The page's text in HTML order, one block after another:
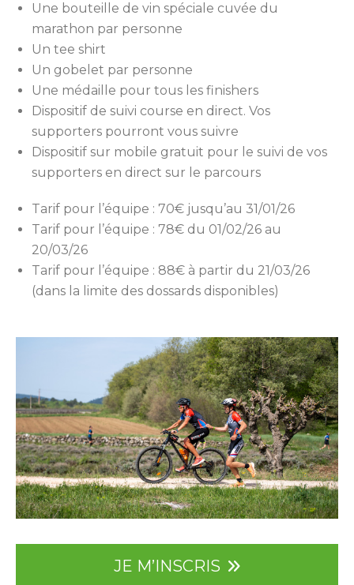
Une bouteille de vin spéciale cuvée du
marathon par personne
Un tee shirt
Un gobelet par personne
Une médaille pour tous les finishers
Dispositif de suivi course en direct. Vos
supporters pourront vous suivre
Dispositif sur mobile gratuit pour le suivi de vos
supporters en direct sur le parcours
Tarif pour l’équipe : 70€ jusqu’au 31/01/26
Tarif pour l’équipe : 78€ du 01/02/26 au
20/03/26
Tarif pour l’équipe : 88€ à partir du 21/03/26
(dans la limite des dossards disponibles)
JE M’INSCRIS